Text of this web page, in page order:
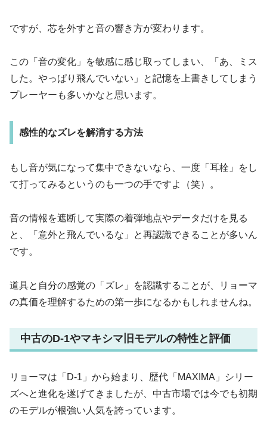
ですが、芯を外すと音の響き方が変わります。
この「音の変化」を敏感に感じ取ってしまい、「あ、ミス
した。やっぱり飛んでいない」と記憶を上書きしてしまう
プレーヤーも多いかなと思います。
感性的なズレを解消する方法
もし音が気になって集中できないなら、一度「耳栓」をし
て打ってみるというのも一つの手ですよ（笑）。
音の情報を遮断して実際の着弾地点やデータだけを見る
と、「意外と飛んでいるな」と再認識できることが多いん
です。
道具と自分の感覚の「ズレ」を認識することが、リョーマ
の真価を理解するための第一歩になるかもしれませんね。
中古のD-1やマキシマ旧モデルの特性と評価
リョーマは「D-1」から始まり、歴代「MAXIMA」シリー
ズへと進化を遂げてきましたが、中古市場では今でも初期
のモデルが根強い人気を誇っています。